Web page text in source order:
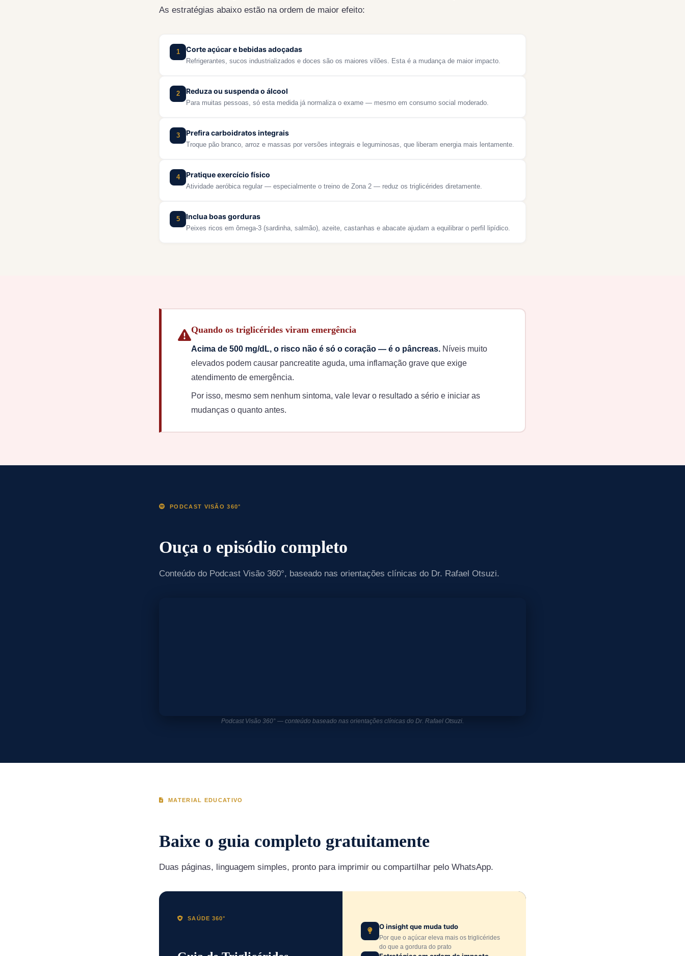
As estratégias abaixo estão na ordem de maior efeito:
1 Corte açúcar e bebidas adoçadas
Refrigerantes, sucos industrializados e doces são os maiores vilões. Esta é a mudança de maior impacto.
2 Reduza ou suspenda o álcool
Para muitas pessoas, só esta medida já normaliza o exame — mesmo em consumo social moderado.
3 Prefira carboidratos integrais
Troque pão branco, arroz e massas por versões integrais e leguminosas, que liberam energia mais lentamente.
4 Pratique exercício físico
Atividade aeróbica regular — especialmente o treino de Zona 2 — reduz os triglicérides diretamente.
5 Inclua boas gorduras
Peixes ricos em ômega-3 (sardinha, salmão), azeite, castanhas e abacate ajudam a equilibrar o perfil lipídico.
Quando os triglicérides viram emergência
Acima de 500 mg/dL, o risco não é só o coração — é o pâncreas. Níveis muito
elevados podem causar pancreatite aguda, uma inflamação grave que exige
atendimento de emergência.
Por isso, mesmo sem nenhum sintoma, vale levar o resultado a sério e iniciar as
mudanças o quanto antes.
PODCAST VISÃO 360°
Ouça o episódio completo
Conteúdo do Podcast Visão 360°, baseado nas orientações clínicas do Dr. Rafael Otsuzi.
Podcast Visão 360° — conteúdo baseado nas orientações clínicas do Dr. Rafael Otsuzi.
MATERIAL EDUCATIVO
Baixe o guia completo gratuitamente
Duas páginas, linguagem simples, pronto para imprimir ou compartilhar pelo WhatsApp.
SAÚDE 360°
O insight que muda tudo
Por que o açúcar eleva mais os triglicérides
do que a gordura do prato